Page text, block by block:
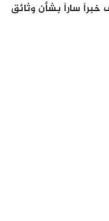
خبراً ساراً بشأن وثائق